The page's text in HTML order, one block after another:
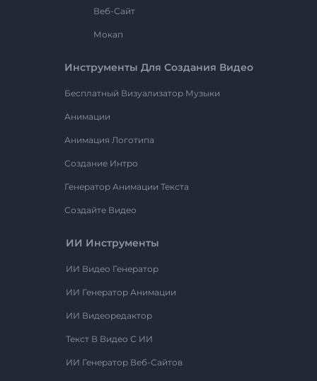
Веб-Сайт
Мокап
Инструменты Для Создания Видео
Бесплатный Визуализатор Музыки
Анимации
Анимация Логотипа
Создание Интро
Генератор Анимации Текста
Создайте Видео
ИИ Инструменты
ИИ Видео Генератор
ИИ Генератор Анимации
ИИ Видеоредактор
Текст В Видео С ИИ
ИИ Генератор Веб-Сайтов